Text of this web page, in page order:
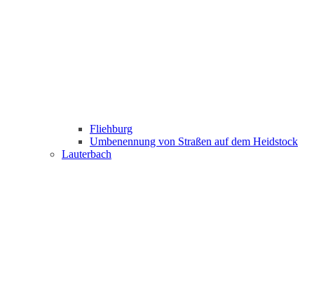
Fliehburg
Umbenennung von Straßen auf dem Heidstock
Lauterbach